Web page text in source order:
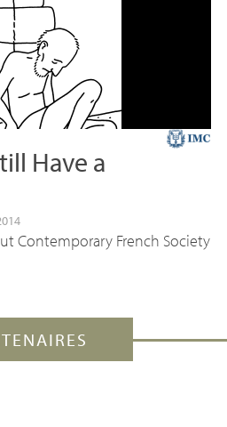
Have a
Contemporary French Society